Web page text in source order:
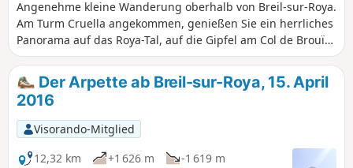
fermes-pedestre Daher ist der Weg vom Wegweiser 107 (9)
bis zum Wegweiser 105 (3) gesperrt. Die Strecke von (S) zum
Punkt (6) über die Carléva bleibt eine schöne Route. In
diesem Fall erfolgt die Rückkehr über die Route des
Hinwegs.
Angenehme kleine Wanderung oberhalb von Breil-sur-Roya.
Am Turm Cruella angekommen, genießen Sie ein herrliches
Panorama auf das Roya-Tal, auf die Gipfel am Col de Brouïs
(Mangiabo, Cime de Bosc...) sowie einen Blick hinunter auf
das Dorf Breil.
Der Arpette ab Breil-sur-Roya, 15. April
2016
Visorando-Mitglied
12,32 km
+1 626 m
-1 619 m